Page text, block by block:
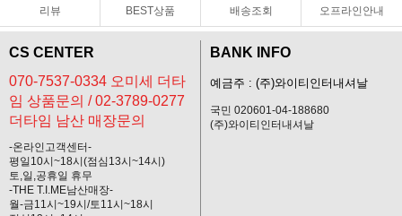
리뷰 BEST상품 배송조회 오프라인안내
CS CENTER
070-7537-0334 오미세 더타
임 상품문의 / 02-3789-0277
더타임 남산 매장문의
-온라인고객센터-
평일10시~18시(점심13시~14시)
토,일,공휴일 휴무
-THE T.I.ME남산매장-
월-금11시~19시/토11시~18시
BANK INFO
예금주 : (주)와이티인터내셔날
국민 020601-04-188680
(주)와이티인터내셔날